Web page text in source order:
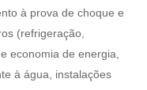
à prova de choque e
(refrigeração,
economia de energia,
à água, instalações